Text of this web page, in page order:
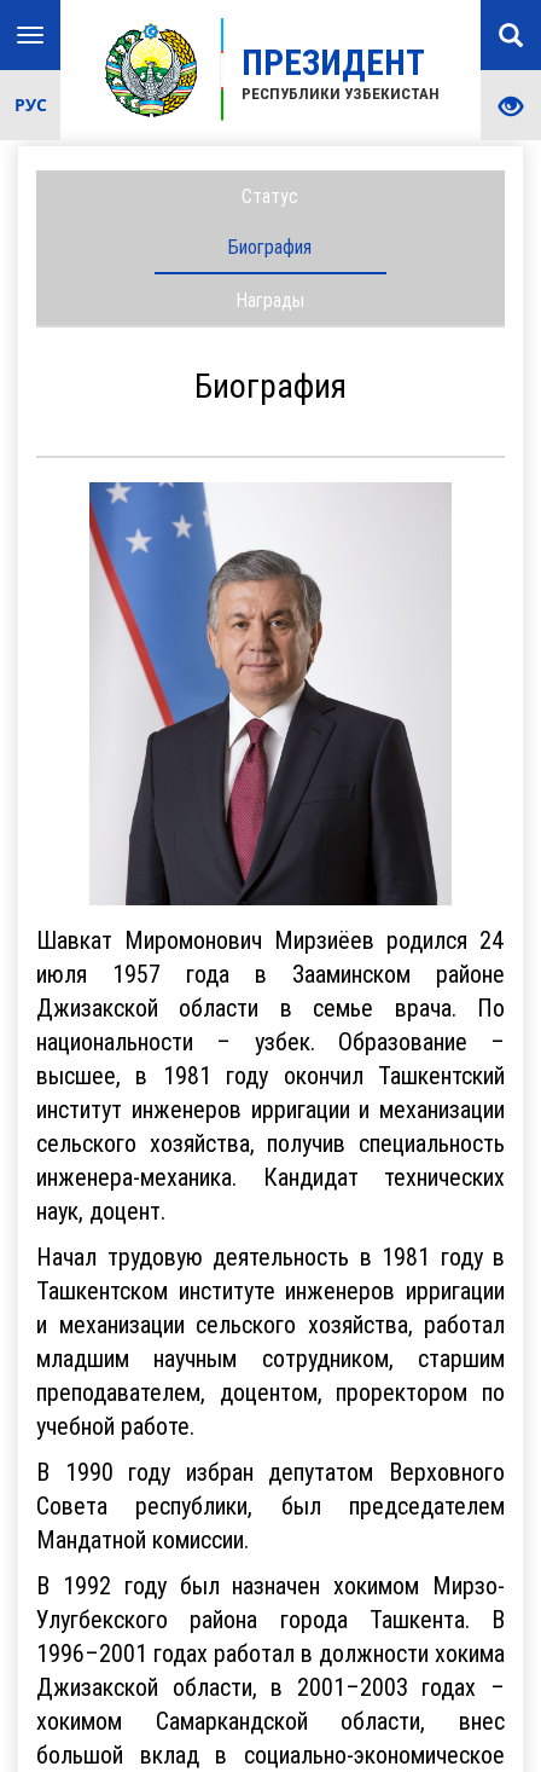
ПРЕЗИДЕНТ
РЕСПУБЛИКИ УЗБЕКИСТАН
Toggle
navigation
РУС
Статус
Биография
Награды
Биография
Шавкат Миромонович Мирзиёев родился 24
июля 1957 года в Зааминском районе
Джизакской области в семье врача. По
национальности – узбек. Образование –
высшее, в 1981 году окончил Ташкентский
институт инженеров ирригации и механизации
сельского хозяйства, получив специальность
инженера-механика. Кандидат технических
наук, доцент.
Начал трудовую деятельность в 1981 году в
Ташкентском институте инженеров ирригации
и механизации сельского хозяйства, работал
младшим научным сотрудником, старшим
преподавателем, доцентом, проректором по
учебной работе.
В 1990 году избран депутатом Верховного
Совета республики, был председателем
Мандатной комиссии.
В 1992 году был назначен хокимом Мирзо-
Улугбекского района города Ташкента. В
1996–2001 годах работал в должности хокима
Джизакской области, в 2001–2003 годах –
хокимом Самаркандской области, внес
большой вклад в социально-экономическое